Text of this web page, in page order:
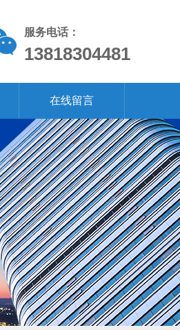
服务电话：
13818304481
在线留言